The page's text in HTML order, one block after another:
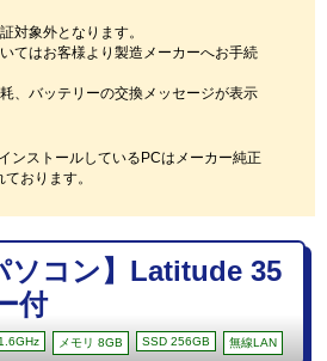
対象外となります。
てはお客様より製造メーカーへお手続
、バッテリーの交換メッセージが表示
ンストールしているPCはメーカー純正
おります。
ソコン】Latitude 35
付
メモリ 8GB SSD 256GB 無線LAN